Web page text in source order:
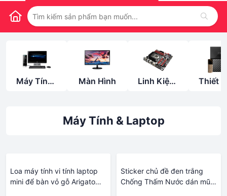
Máy Tính
Màn Hình
Linh Kiện
Thiết
Máy Tính & Laptop
Loa máy tính vi tính laptop
mini để bàn vỏ gỗ Arigato
Sticker chủ đề đen trắng
Chống Thấm Nước dán mũ